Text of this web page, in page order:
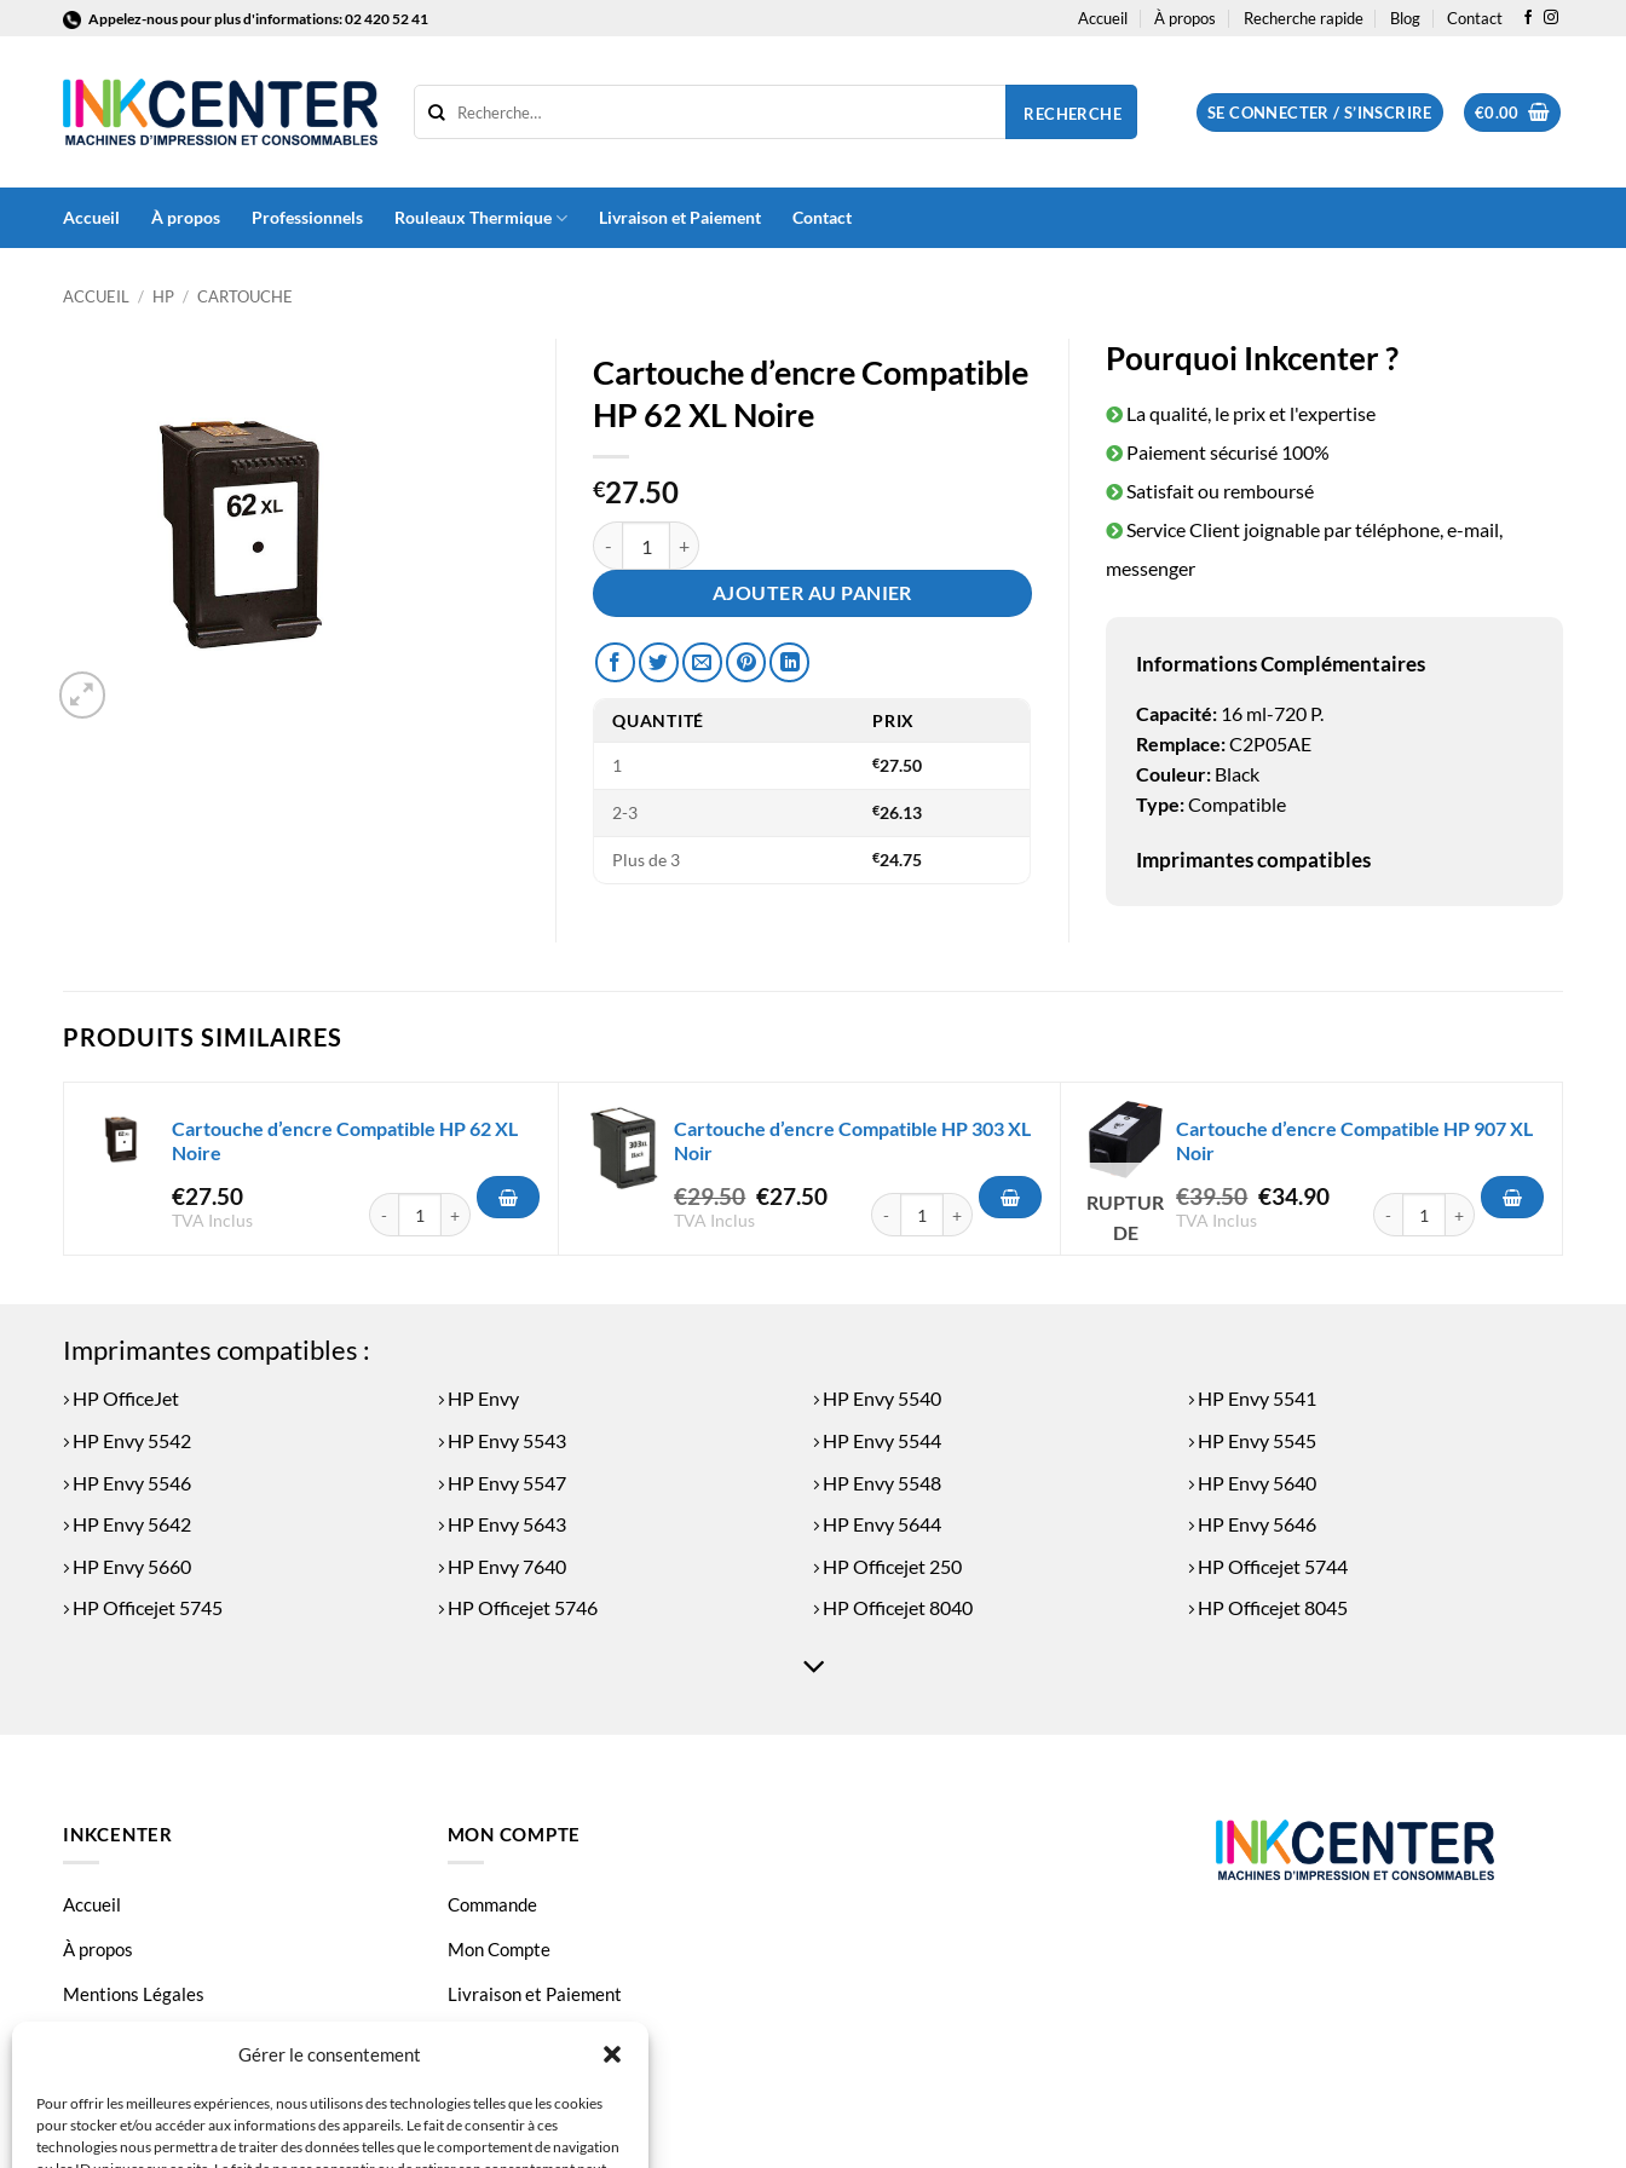
Gérer le consentement
Pour offrir les meilleures expériences, nous utilisons des technologies telles que les cookies
pour stocker et/ou accéder aux informations des appareils. Le fait de consentir à ces
technologies nous permettra de traiter des données telles que le comportement de navigation
contenu
Appelez-nous pour plus d'informations: 02 420 52 41 Accueil À propos Recherche rapide Blog Contact
RECHERCHE SE CONNECTER / S’INSCRIRE €0.00
Accueil À propos Professionnels Rouleaux Thermique Livraison et Paiement Contact
ACCUEIL / HP / CARTOUCHE
Cartouche d’encre Compatible
HP 62 XL Noire
€27.50
quantité de Cartouche d'encre Compatible HP 62 XL Noire
AJOUTER AU PANIER
QUANTITÉ PRIX
1 €27.50
2-3 €26.13
Plus de 3 €24.75
Pourquoi Inkcenter ?
La qualité, le prix et l'expertise
Paiement sécurisé 100%
Satisfait ou remboursé
Service Client joignable par téléphone, e-mail,
messenger
Informations Complémentaires
Capacité:16 ml-720 P.
Remplace:C2P05AE
Couleur: Black
Type:Compatible
Imprimantes compatibles
PRODUITS SIMILAIRES
Cartouche d’encre Compatible HP 62 XL
Noire
€27.50
TVA Inclus
quantité de Cartouche d'encre Compatible HP 62 XL Noire
Cartouche d’encre Compatible HP 303 XL
Noir
€29.50 Le
€27.50Le
TVA Inclus
quantité de Cartouche d'encre Compatible HP 303 XL Noir
RUPTURE
DE
Cartouche d’encre Compatible HP 907 XL
Noir
€39.50 Le
€34.90Le
TVA Inclus
quantité de Cartouche d'encre
Imprimantes compatibles :
HP OfficeJet HP Envy HP Envy 5540
HP Envy 5541
HP Envy 5542
HP Envy 5543 HP Envy 5544
HP Envy 5545
HP Envy 5546
HP Envy 5547 HP Envy 5548
HP Envy 5640
HP Envy 5642
HP Envy 5643 HP Envy 5644
HP Envy 5646
HP Envy 5660
HP Envy 7640 HP Officejet 250
HP Officejet 5744
HP Officejet 5745
HP Officejet 5746 HP Officejet 8040 HP Officejet 8045
INKCENTER
Accueil
À propos
Mentions Légales
Politique de confidentialité
MON COMPTE
Commande
Mon Compte
Livraison et Paiement